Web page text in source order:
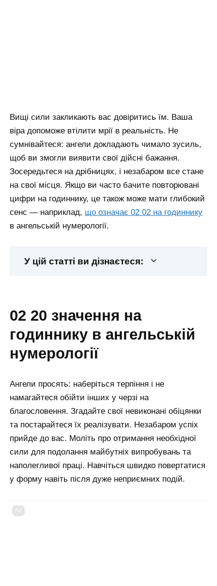
Вищі сили закликають вас довіритись їм. Ваша
віра допоможе втілити мрії в реальність. Не
сумнівайтеся: ангели докладають чимало зусиль,
щоб ви змогли виявити свої дійсні бажання.
Зосередьтеся на дрібницях, і незабаром все стане
на свої місця. Якщо ви часто бачите повторювані
цифри на годиннику, це також може мати глибокий
сенс — наприклад, що означає 02 02 на годиннику
в ангельській нумерології.
У цій статті ви дізнаєтеся:
02 20 значення на
годиннику в ангельській
нумерології
Ангели просять: наберіться терпіння і не
намагайтеся обійти інших у черзі на
благословення. Згадайте свої невиконані обіцянки
та постарайтеся їх реалізувати. Незабаром успіх
прийде до вас. Моліть про отримання необхідної
сили для подолання майбутніх випробувань та
наполегливої праці. Навчіться швидко повертатися
у форму навіть після дуже неприємних подій.
Ad